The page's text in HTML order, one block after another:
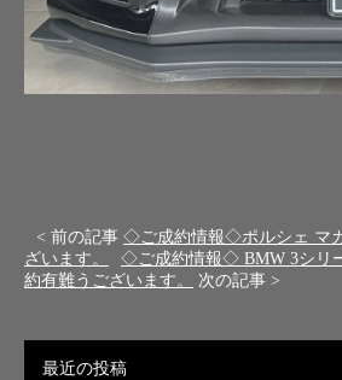
< 前の記事 ◇ご成約情報◇ポルシェ マ
ざいます。
◇ご成約情報◇ BMW 3シリ
約有難うございます。
次の記事 >
最近の投稿